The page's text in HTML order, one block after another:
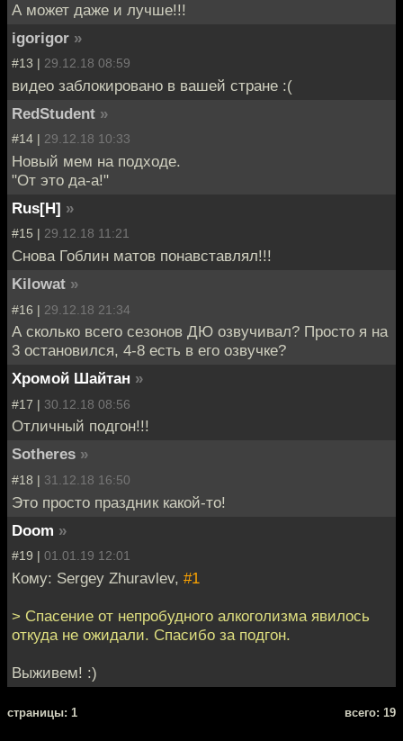
А может даже и лучше!!!
igorigor »
#13 | 29.12.18 08:59
видео заблокировано в вашей стране :(
RedStudent »
#14 | 29.12.18 10:33
Новый мем на подходе.
"От это да-а!"
Rus[H] »
#15 | 29.12.18 11:21
Снова Гоблин матов понавставлял!!!
Kilowat »
#16 | 29.12.18 21:34
А сколько всего сезонов ДЮ озвучивал? Просто я на
3 остановился, 4-8 есть в его озвучке?
Хромой Шайтан »
#17 | 30.12.18 08:56
Отличный подгон!!!
Sotheres »
#18 | 31.12.18 16:50
Это просто праздник какой-то!
Doom »
#19 | 01.01.19 12:01
Кому: Sergey Zhuravlev, #1
> Спасение от непробудного алкоголизма явилось
откуда не ожидали. Спасибо за подгон.
Выживем! :)
cтраницы: 1 всего: 19